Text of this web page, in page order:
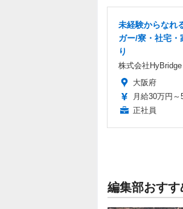
未経験からなれ
ガー/寮・社宅
り
株式会社HyBridge
大阪府
月給30万円～
正社員
編集部おす